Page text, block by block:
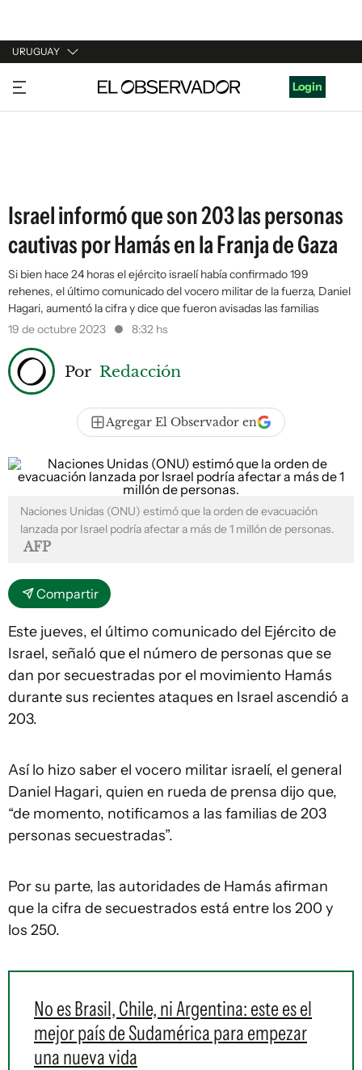
URUGUAY
URUGUAY
ARGENTINA
Login
Israel informó que son 203 las personas
cautivas por Hamás en la Franja de Gaza
Si bien hace 24 horas el ejército israelí había confirmado 199
rehenes, el último comunicado del vocero militar de la fuerza, Daniel
Hagari, aumentó la cifra y dice que fueron avisadas las familias
19 de octubre 2023
8:32 hs
Por Redacción
Agregar El Observador en
Naciones Unidas (ONU) estimó que la orden de evacuación
lanzada por Israel podría afectar a más de 1 millón de personas.
AFP
Compartir
Este jueves, el último comunicado del Ejército de
Israel, señaló que el número de personas que se
dan por secuestradas por el movimiento Hamás
durante sus recientes ataques en Israel ascendió a
203.
Así lo hizo saber el vocero militar israelí, el general
Daniel Hagari, quien en rueda de prensa dijo que,
“de momento, notificamos a las familias de 203
personas secuestradas”.
Por su parte, las autoridades de Hamás afirman
que la cifra de secuestrados está entre los 200 y
los 250.
No es Brasil, Chile, ni Argentina: este es el
mejor país de Sudamérica para empezar
una nueva vida